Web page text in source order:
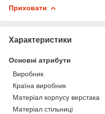
Приховати
Характеристики
Основні атрибути
Виробник
Країна виробник
Матеріал корпусу верстака
Матеріал стільниці